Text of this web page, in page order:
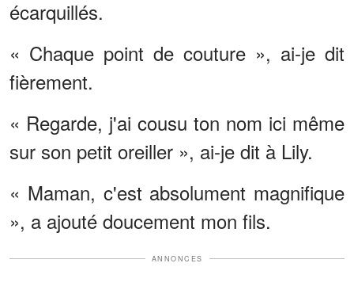
écarquillés.
« Chaque point de couture », ai-je dit
fièrement.
« Regarde, j'ai cousu ton nom ici même
sur son petit oreiller », ai-je dit à Lily.
« Maman, c'est absolument magnifique
», a ajouté doucement mon fils.
ANNONCES